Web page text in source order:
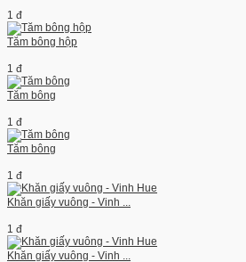
1 đ
Tăm bông hộp
1 đ
Tăm bông
1 đ
Tăm bông
1 đ
Khăn giấy vuông - Vinh ...
1 đ
Khăn giấy vuông - Vinh ...